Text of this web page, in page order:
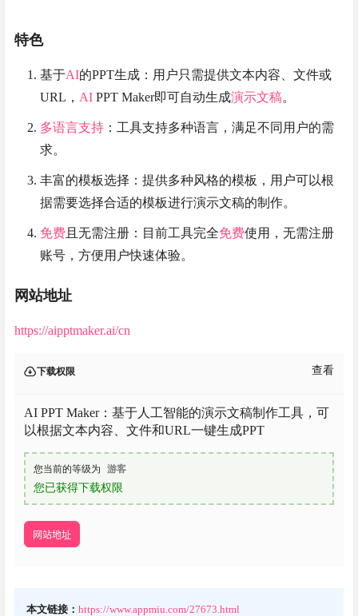
特色
基于AI的PPT生成：用户只需提供文本内容、文件或
URL， AI PPT Maker即可自动生成演示文稿。
多语言支持 ：工具支持多种语言，满足不同用户的需
求。
丰富的模板选择：提供多种风格的模板，用户可以根
据需要选择合适的模板进行演示文稿的制作。
免费 且无需注册：目前工具完全免费使用，无需注册
账号，方便用户快速体验。
网站地址
https://aipptmaker.ai/cn
下载权限 查看
AI PPT Maker：基于人工智能的演示文稿制作工具，可
以根据文本内容、文件和URL一键生成PPT
您当前的等级为 游客
您已获得下载权限
网站地址
本文链接： https://www.appmiu.com/27673.html